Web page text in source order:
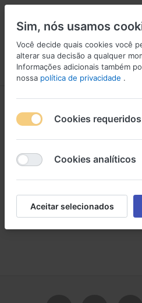
Menu Iniciar sessão Comparar
Sim, nós usamos
Você decide quais cookies você
alterar sua decisão a qualquer
Informações adicionais também
nossa política de privacidade .
Cookies requeridos
Cookies analíticos
Aceitar selecionados